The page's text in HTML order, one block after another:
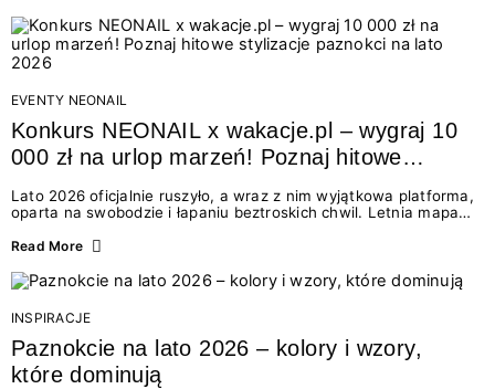
zmysłami: przez soczysty kolor, aksamitną teksturę,
orzeźwiający zapach i słodki akcent na podniebieniu. Tego lata
NEONAIL łączy siły z marką Willisch, tworząc unikalny projekt
na styku jedzenia i piękna....
EVENTY NEONAIL
Konkurs NEONAIL x wakacje.pl – wygraj 10
000 zł na urlop marzeń! Poznaj hitowe
Lato 2026 oficjalnie ruszyło, a wraz z nim wyjątkowa platforma,
oparta na swobodzie i łapaniu beztroskich chwil. Letnia mapa
doświadczenia wakacji – od spontanicznych wyjazdów, przez
Motywem przewodnim jest eksplorowanie i kolekcjonowanie
letnich momentów. Z tej okazji przygotowaliśmy coś absolutnie
wyjątkowego: wielki konkurs z wakacje.pl oraz dawkę
najgorętszych trendów w...
Read More
INSPIRACJE
Paznokcie na lato 2026 – kolory i wzory,
które dominują